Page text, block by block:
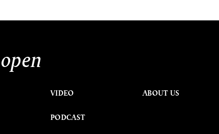
VIDEO
PODCAST
ABOUT US